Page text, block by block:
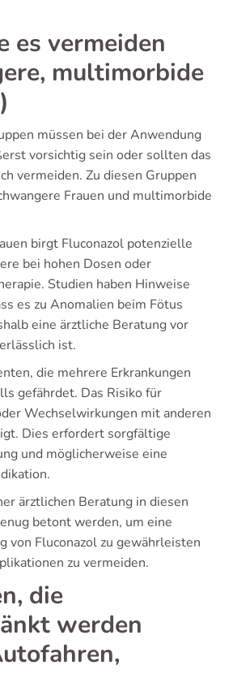
es vermeiden
multimorbide
müssen bei der Anwendung
vorsichtig sein oder sollten das
vermeiden. Zu diesen Gruppen
Frauen und multimorbide
birgt Fluconazol potenzielle
bei hohen Dosen oder
Studien haben Hinweise
es zu Anomalien beim Fötus
eine ärztliche Beratung vor
ist.
die mehrere Erkrankungen
gefährdet. Das Risiko für
Wechselwirkungen mit anderen
Dies erfordert sorgfältige
und möglicherweise eine
ärztlichen Beratung in diesen
betont werden, um eine
von Fluconazol zu gewährleisten
zu vermeiden.
die
werden